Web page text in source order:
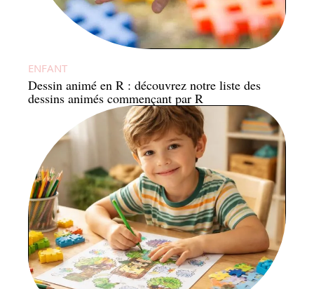
ENFANT
Dessin animé en R : découvrez notre liste des
dessins animés commençant par R